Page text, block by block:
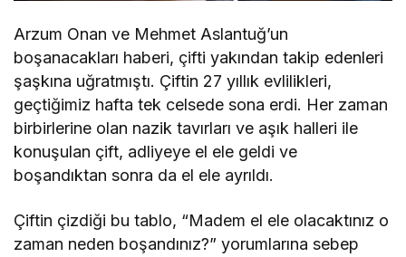
Arzum Onan ve Mehmet Aslantuğ’un
boşanacakları haberi, çifti yakından takip edenleri
şaşkına uğratmıştı. Çiftin 27 yıllık evlilikleri,
geçtiğimiz hafta tek celsede sona erdi. Her zaman
birbirlerine olan nazik tavırları ve aşık halleri ile
konuşulan çift, adliyeye el ele geldi ve
boşandıktan sonra da el ele ayrıldı.
Çiftin çizdiği bu tablo, “Madem el ele olacaktınız o
zaman neden boşandınız?” yorumlarına sebep